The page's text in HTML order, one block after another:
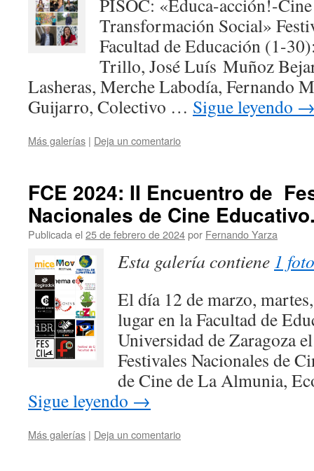
PISOC: «Educa-acción!-
Transformación Social»
Facultad de Educación (1-
Trillo, José Luís Muñoz
Lasheras, Merche Labodía, Fernando
Guijarro, Colectivo … Sigue leyendo
Más galerías | Deja un comentario
FCE 2024: II Encuentro de
Nacionales de Cine
Publicada el 25 de febrero de 2024por Fernando Yarza
Esta galería contiene 1 foto
El día 12 de marzo,
lugar en la Facultad de
Universidad de Zaragoza
Festivales Nacionales de
de Cine de La Almunia,
Sigue leyendo →
Más galerías | Deja un comentario